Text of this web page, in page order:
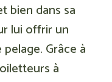
bien dans sa
lui offrir un
Grâce à
à